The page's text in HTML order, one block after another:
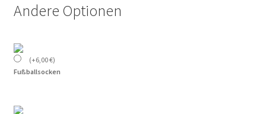
Andere Optionen
(+6,00€)
Fußballsocken